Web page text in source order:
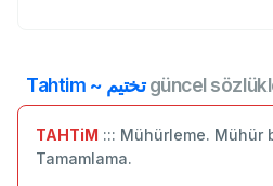
Tahtim ~ تختيمgüncel
TAHTiM ::: Mühürleme. Mühür
Tamamlama.